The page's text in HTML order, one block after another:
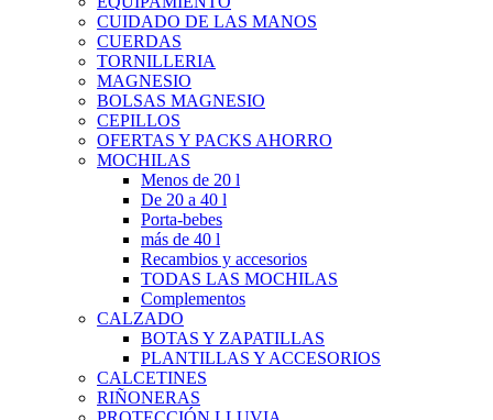
CUIDADO DE LAS MANOS
CUERDAS
TORNILLERIA
MAGNESIO
BOLSAS MAGNESIO
CEPILLOS
OFERTAS Y PACKS AHORRO
MOCHILAS
Menos de 20 l
De 20 a 40 l
Porta-bebes
más de 40 l
Recambios y accesorios
TODAS LAS MOCHILAS
Complementos
CALZADO
BOTAS Y ZAPATILLAS
PLANTILLAS Y ACCESORIOS
CALCETINES
RIÑONERAS